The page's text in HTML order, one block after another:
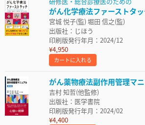
がん化学療法ファーストタ
宮城 悦子(監) 堀田 信之(監)
出版社：じほう
印刷版発行年月：2024/12
¥4,950
カートに入れる
がん薬物療法副作用管理マ
吉村 知哲(他監修)
出版社：医学書院
印刷版発行年月：2024/02
¥4,400